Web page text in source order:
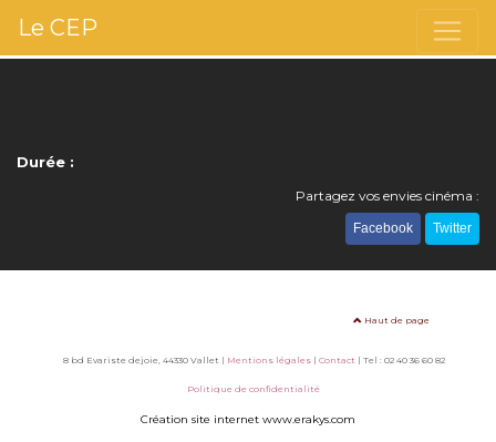
Le CEP
Durée :
Partagez vos envies cinéma :
Facebook Twitter
Haut de page
8 bd Evariste dejoie, 44330 Vallet | Mentions légales| Contact | Tel : 02 40 36 60 82
Politique de confidentialité
Création site internet www.erakys.com